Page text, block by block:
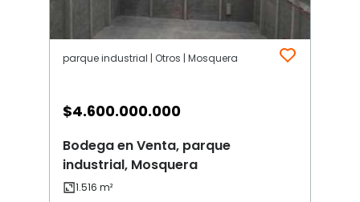
parque industrial | Otros | Mosquera
$4.600.000.000
Bodega en Venta, parque
industrial, Mosquera